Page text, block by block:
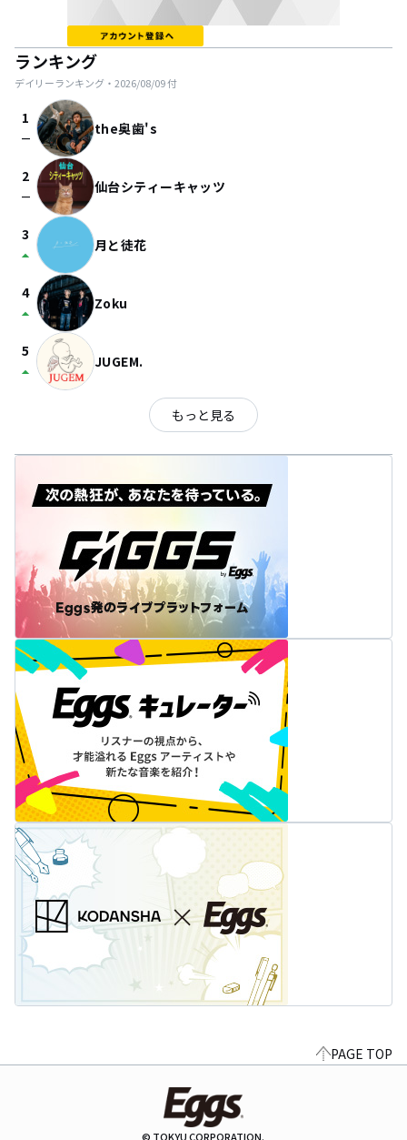
ランキング
デイリーランキング・ 2026/08/09付
1
check_indeterminate_small the奥歯's
2
check_indeterminate_small 仙台シティーキャッツ
3
arrow_drop_up 月と徒花
4
arrow_drop_up Zoku
5
arrow_drop_up JUGEM.
もっと見る
PAGE TOP
© TOKYU CORPORATION.